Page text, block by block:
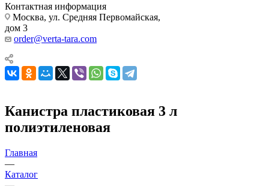
Контактная информация
Москва, ул. Средняя Первомайская,
дом 3
order@verta-tara.com
Канистра пластиковая 3 л
полиэтиленовая
Главная
—
Каталог